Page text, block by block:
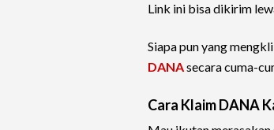
Link ini bisa dikirim
Siapa pun yang
DANAsecara cuma-
Cara Klaim DANA